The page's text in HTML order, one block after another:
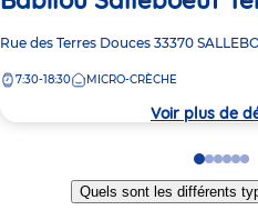
Adresse
la
Rue des Terres Douces 33370
7:30-18:30 MICRO-CRÈCHE
Voir plus de
Go
to
slide
Go
to
slide
Go
to
slide
Go
to
slide
Go
to
Go
to
Quels sont les différents